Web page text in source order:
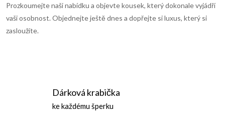
Prozkoumejte naši nabídku a objevte kousek, který dokonale vyjádří
vaši osobnost. Objednejte ještě dnes a dopřejte si luxus, který si
zasloužíte.
Dárková krabička
ke každému šperku